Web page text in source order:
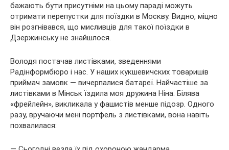
бажають бути присутніми на цьому параді можуть
отримати перепустки для поїздки в Москву. Видно, міцно
він розгнівався, що мисливців для такої поїздки в
Дзержинську не знайшлося.
Володя постачав листівками, зведеннями
Радінформбюро і нас. У наших кукшевичских товаришів
приймач замовк — вичерпалися батареї. Найчастіше за
листівками в Мінськ їздила моя дружина Ніна. Білява
«фрейлейн», викликала у фашистів менше підозр. Одного
разу, вручаючи мені портфель з листівками, вона навіть
похвалилася: